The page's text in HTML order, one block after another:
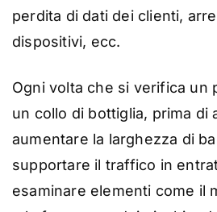
perdita di dati dei clienti,
dispositivi, ecc.
Ogni volta che si verifica un
un collo di bottiglia, prima di
aumentare la larghezza di
supportare il traffico in
esaminare elementi come il